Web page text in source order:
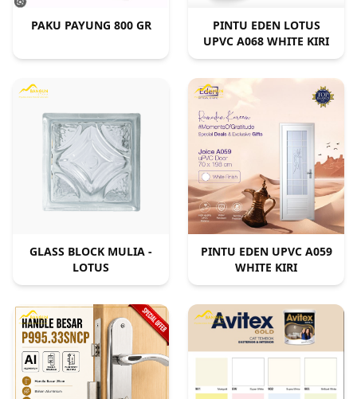
PAKU PAYUNG 800 GR
PINTU EDEN LOTUS
UPVC A068 WHITE KIRI
GLASS BLOCK MULIA -
LOTUS
PINTU EDEN UPVC A059
WHITE KIRI